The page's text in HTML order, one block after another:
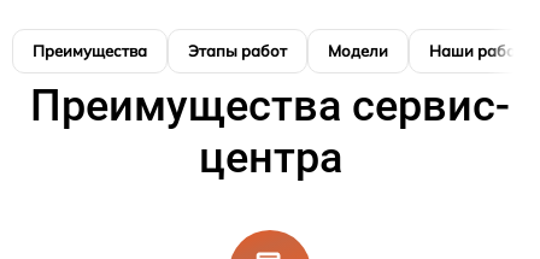
Преимущества Этапы работ Модели Наши работы
Преимущества сервис-
центра